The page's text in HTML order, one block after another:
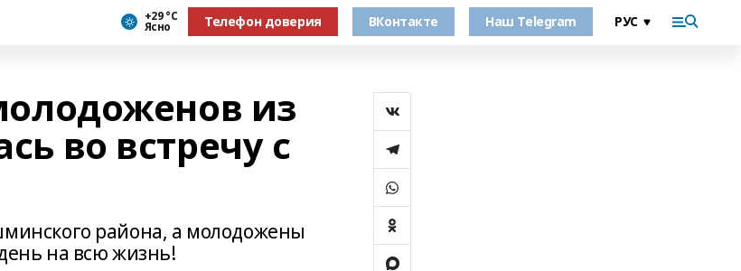
+29 °С
Ясно Телефон доверия ВКонтакте Наш Telegram
из
во встречу с
района, а молодожены
на всю жизнь!